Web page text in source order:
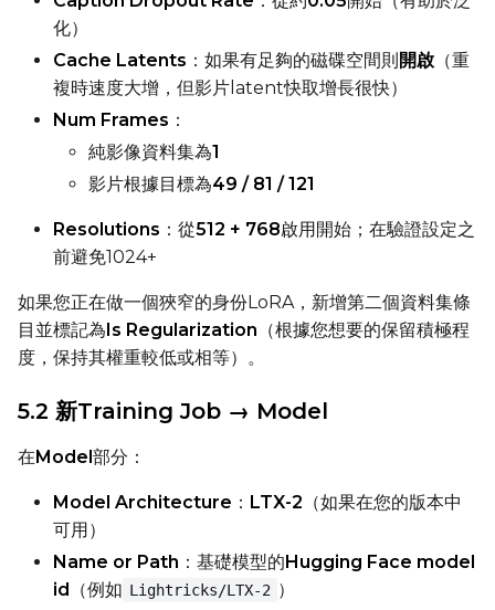
Prompt
Seed
化）
Cache Latents ：如果有足夠的磁碟空間則開啟 （重
複時速度大增，但影片latent快取增長很快）
Num Frames ：
純影像資料集為1
影片根據目標為49 / 81 / 121
Resolutions ：從512 + 768啟用開始；在驗證設定之
前避免1024+
如果您正在做一個狹窄的身份LoRA，新增第二個資料集條
目並標記為Is Regularization （根據您想要的保留積極程
度，保持其權重較低或相等）。
5.2 新Training Job → Model
在Model部分：
Model Architecture ： LTX-2 （如果在您的版本中
可用）
Name or Path ：基礎模型的Hugging Face model
id （例如 Lightricks/LTX-2 ）